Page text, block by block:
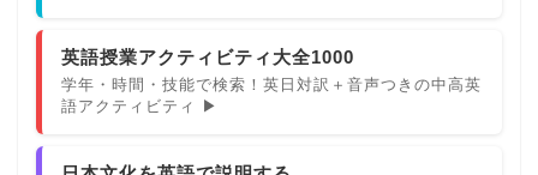
英語授業アクティビティ大全1000
学年・時間・技能で検索！英日対訳＋音声つきの中高英
語アクティビティ ▶